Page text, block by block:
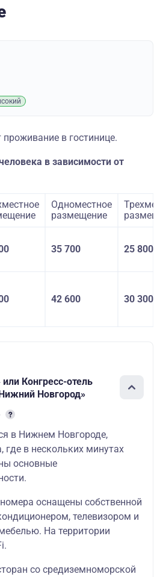
в гостинице.
в зависимости от
Одноместное
размещение
35 700 25 800
42 600 30 300
Конгресс-отель
Новгород»
в Нижнем Новгороде,
где в нескольких минутах
основные
оснащены собственной
телевизором и
На территории
со средиземноморской